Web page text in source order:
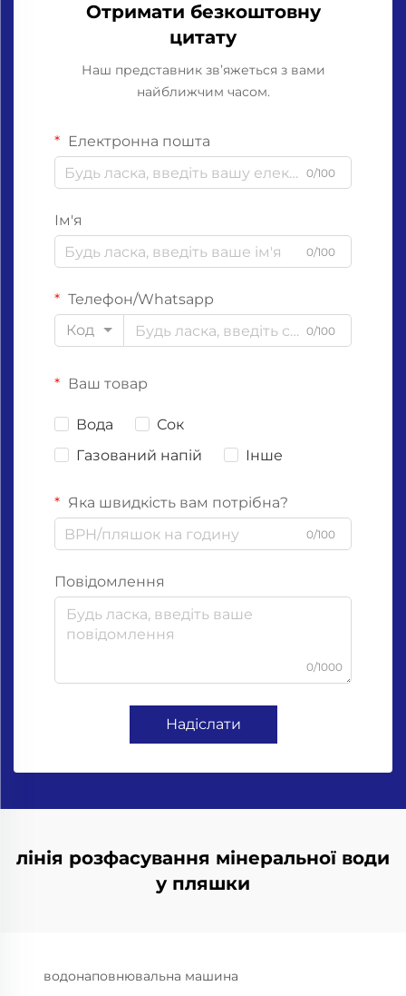
Отримати безкоштовну
цитату
Наш представник зв’яжеться з вами
найближчим часом.
Електронна пошта
0/100
Ім'я
0/100
Телефон/Whatsapp
Код
0/100
Ваш товар
Вода
Сок
Газований напій
Інше
Яка швидкість вам потрібна?
0/100
Повідомлення
0/1000
Надіслати
лінія розфасування мінеральної води
у пляшки
водонаповнювальна машина